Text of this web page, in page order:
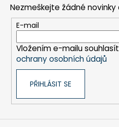
c
í
r
ý
Nezmeškejte žádné novinky
E-mail
Vložením e-mailu
ochrany osobních údajů
PŘIHLÁSIT SE